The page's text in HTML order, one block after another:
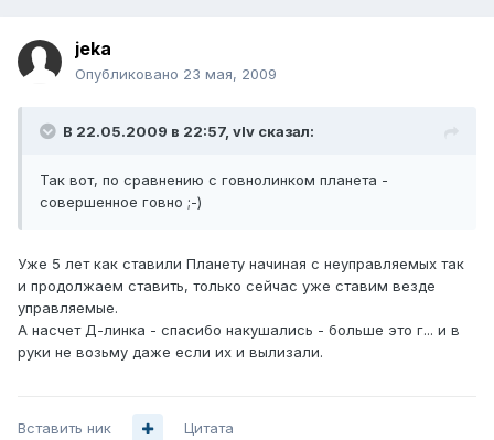
jeka
Опубликовано 23 мая, 2009
В 22.05.2009 в 22:57, vIv сказал:
Так вот, по сравнению с говнолинком планета -
совершенное говно ;-)
Уже 5 лет как ставили Планету начиная с неуправляемых так
и продолжаем ставить, только сейчас уже ставим везде
управляемые.
А насчет Д-линка - спасибо накушались - больше это г... и в
руки не возьму даже если их и вылизали.
Вставить ник Цитата